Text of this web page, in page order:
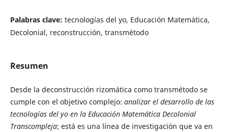
Palabras clave: tecnologías del yo, Educación Matemática,
Decolonial, reconstrucción, transmétodo
Resumen
Desde la deconstrucción rizomática como transmétodo se
cumple con el objetivo complejo: analizar el desarrollo de las
tecnologías del yo en la Educación Matemática Decolonial
Transcompleja; está es una línea de investigación que va en